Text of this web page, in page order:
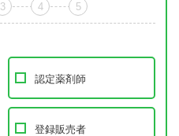
3 4 5
認定薬剤師
登録販売者